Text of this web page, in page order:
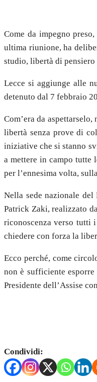
Come da impegno
ultima riunione, ha
studio, libertà di
Lecce si aggiunge alle
detenuto dal 7 febbraio
Com’era da
libertà senza prove di
iniziative che si stanno
a mettere in campo
per l’ennesima volta,
Nella sede nazionale
Patrick Zaki, realizzato
riconoscenza verso tutti
chiedere con forza la
Ecco perché, come
non è sufficiente
Presidente dell’Assise
Condividi: